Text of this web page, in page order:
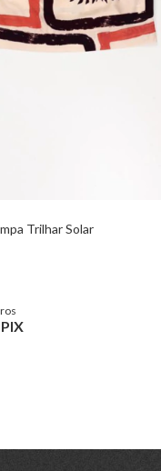
Trilhar Solar